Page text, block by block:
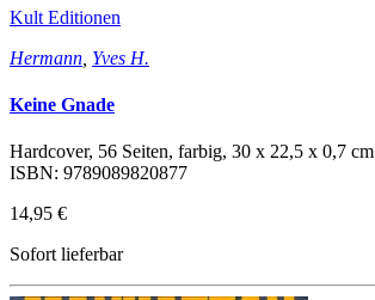
Kult Editionen
Hermann Yves H.
Keine Gnade
Hardcover, 56 Seiten, farbig, 30 x 22,5 x 0,7 cm
ISBN: 9789089820877
14,95 €
Sofort lieferbar